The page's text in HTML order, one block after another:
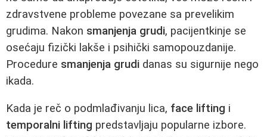
zdravstvene probleme povezane sa prevelikim
grudima. Nakon smanjenja grudi, pacijentkinje se
osećaju fizički lakše i psihički samopouzdanije.
Procedure smanjenja grudi danas su sigurnije nego
ikada.
Kada je reč o podmlađivanju lica, face lifting i
temporalni lifting predstavljaju popularne izbore.